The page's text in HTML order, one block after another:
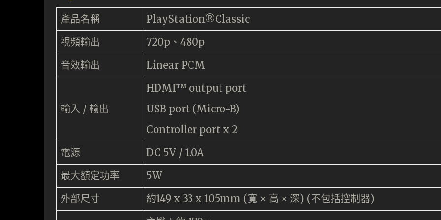
產品名稱
PlayStation®Classic
視頻輸出
720p、480p
音效輸出
Linear PCM
輸入 / 輸出
HDMI™ output port
USB port (Micro-B)
Controller port x 2
電源
DC 5V / 1.0A
最大額定功率
5W
外部尺寸
約149 x 33 x 105mm (寬 × 高 × 深) (不包括控制器)